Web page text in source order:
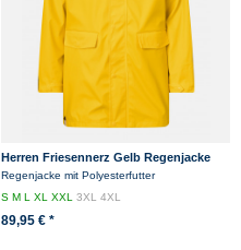
Herren Friesennerz Gelb Regenjacke
Regenjacke mit Polyesterfutter
SMLXLXXL3XL4XL
89,95 € *